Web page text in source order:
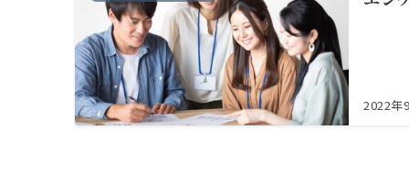
2022年